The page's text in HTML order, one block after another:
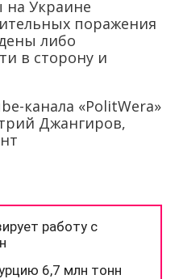
на Украине
поражения
либо
в сторону и
канала «PolitWera»
Джангиров,